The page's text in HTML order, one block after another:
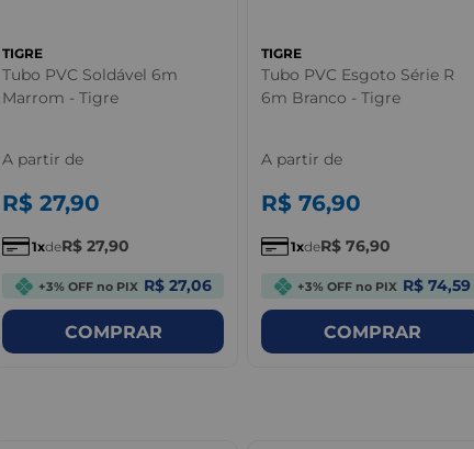
TIGRE
Tubo PVC Soldável 6m
Marrom - Tigre
A partir de
R$ 27,90
1 deR$ 27,90
+3% OFF no PIX R$ 27,06
COMPRAR
TIGRE
Tubo PVC Esgoto Série R
6m Branco - Tigre
A partir de
R$ 76,90
1 deR$ 76,90
+3% OFF no PIX R$ 74,59
COMPRAR